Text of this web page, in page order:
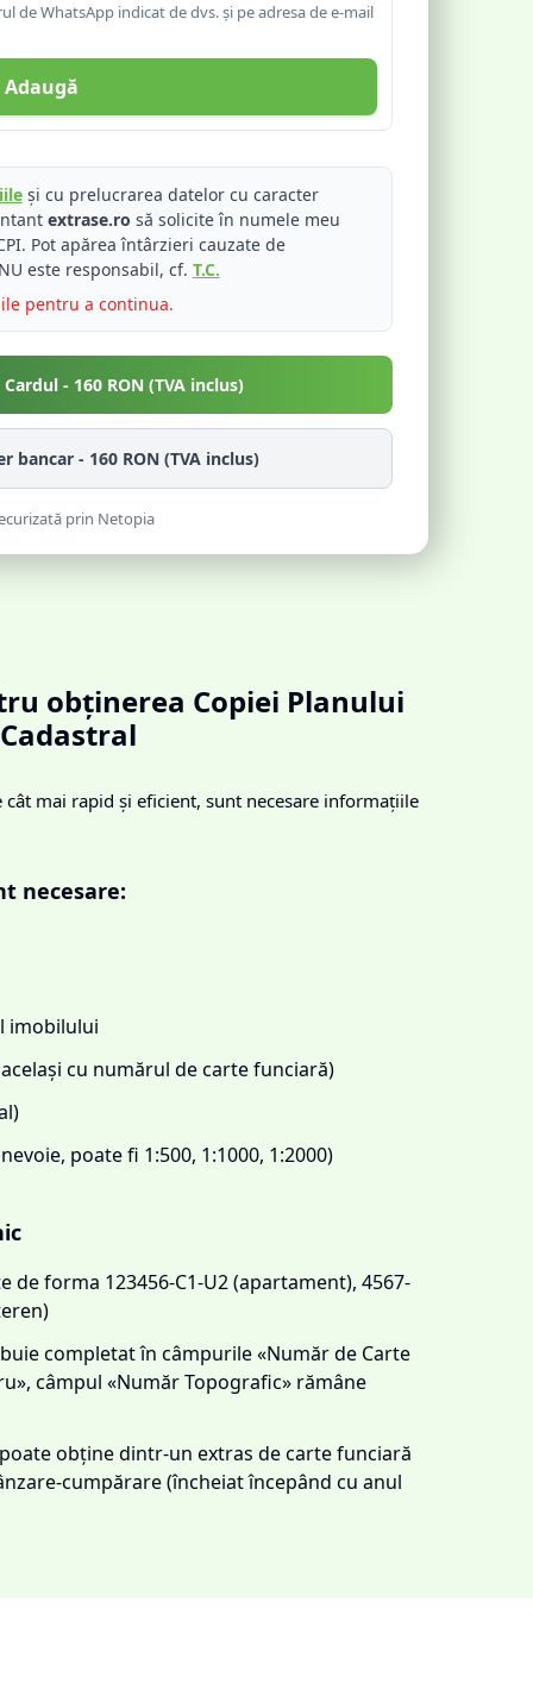
de WhatsApp indicat de dvs. și pe adresa de e-mail
Adaugă
și cu prelucrarea datelor cu caracter
extrase.ro să solicite în numele meu
Pot apărea întârzieri cauzate de
este responsabil, cf. T.C.
pentru a continua.
- 160 RON (TVA inclus)
bancar - 160 RON (TVA inclus)
prin Netopia
obținerea Copiei Planului
Cadastral
cât mai rapid și eficient, sunt necesare informațiile
necesare:
imobilului
cu numărul de carte funciară)
poate fi 1:500, 1:1000, 1:2000)
forma 123456-C1-U2 (apartament), 4567-
completat în câmpurile «Număr de Carte
câmpul «Număr Topografic» rămâne
obține dintr-un extras de carte funciară
cumpărare (încheiat începând cu anul